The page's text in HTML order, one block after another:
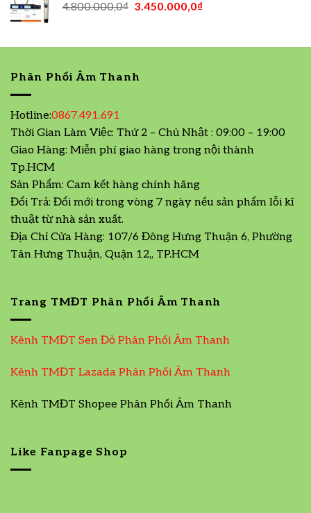
4.800.000,0₫ 3.450.000,0₫
Phân Phối Âm Thanh
Hotline:0867.491.691
Thời Gian Làm Việc: Thứ 2 – Chủ Nhật : 09:00 – 19:00
Giao Hàng: Miễn phí giao hàng trong nội thành
Tp.HCM
Sản Phẩm: Cam kết hàng chính hãng
Đổi Trả: Đổi mới trong vòng 7 ngày nếu sản phẩm lỗi kĩ
thuật từ nhà sản xuất.
Địa Chỉ Cửa Hàng: 107/6 Đông Hưng Thuận 6, Phường
Tân Hưng Thuận, Quận 12,, TP.HCM
Trang TMĐT Phân Phối Âm Thanh
Kênh TMĐT Sen Đỏ Phân Phối Âm Thanh
Kênh TMĐT Lazada Phân Phối Âm Thanh
Kênh TMĐT Shopee Phân Phối Âm Thanh
Like Fanpage Shop